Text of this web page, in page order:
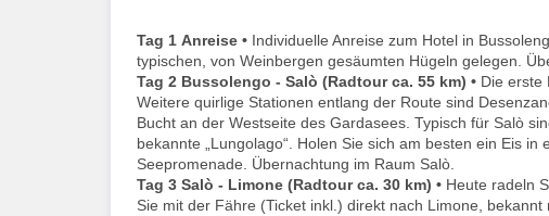
Tag 1 Anreise • Individuelle Anreise zum Hotel in
typischen, von Weinbergen gesäumten Hügeln gelegen.
Tag 2 Bussolengo - Salò (Radtour ca. 55 km) • Die erste
Weitere quirlige Stationen entlang der Route sind
Bucht an der Westseite des Gardasees. Typisch für Salò
bekannte „Lungolago“. Holen Sie sich am besten ein Eis
Seepromenade. Übernachtung im Raum Salò.
Tag 3 Salò - Limone (Radtour ca. 30 km) • Heute radeln
Sie mit der Fähre (Ticket inkl.) direkt nach Limone,